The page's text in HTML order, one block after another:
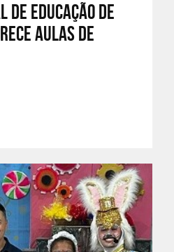
de educação de
aulas de